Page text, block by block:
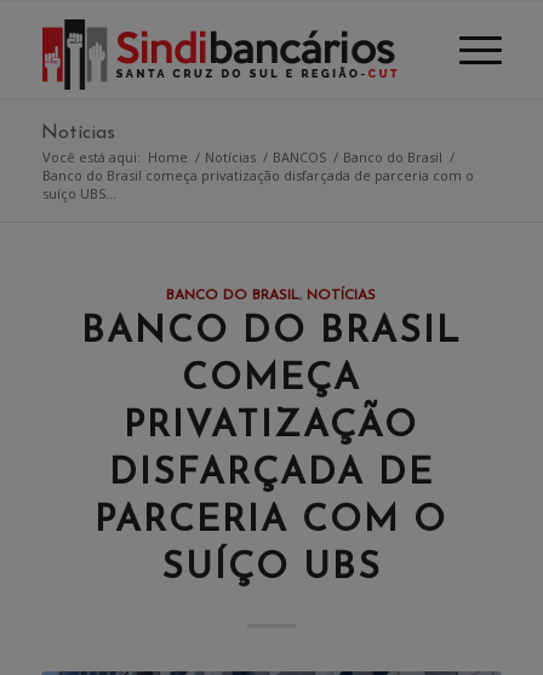
Notícias
Você está aqui: Home / Notícias / BANCOS / Banco do Brasil /
Banco do Brasil começa privatização disfarçada de parceria com o
suíço UBS...
BANCO DO BRASIL, NOTÍCIAS
BANCO DO BRASIL
COMEÇA
PRIVATIZAÇÃO
DISFARÇADA DE
PARCERIA COM O
SUÍÇO UBS